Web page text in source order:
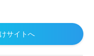
サイトへ